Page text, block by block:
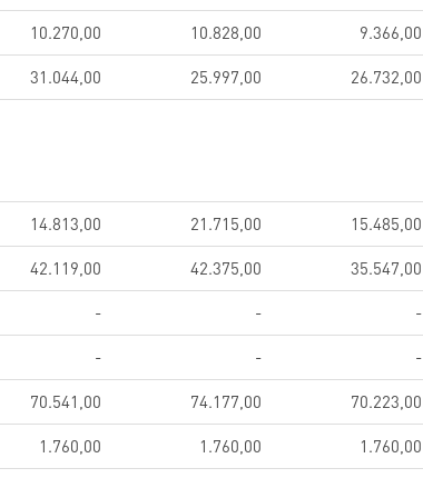
10.270,00 10.828,00 9.366,00
31.044,00 25.997,00 26.732,00
14.813,00 21.715,00 15.485,00
42.119,00 42.375,00 35.547,00
- - -
- - -
70.541,00 74.177,00 70.223,00
1.760,00 1.760,00 1.760,00